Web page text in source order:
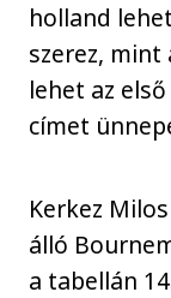
holland
szerez, mint
lehet az
címet
Kerkez
álló
a tabellán